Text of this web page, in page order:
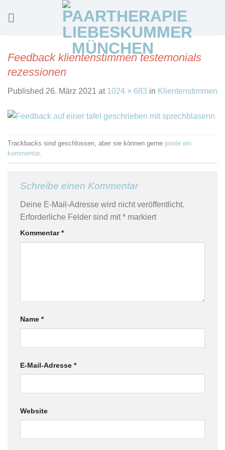
Feedback klientenstimmen testemonials
rezessionen
Published 26. März 2021 at 1024 × 683 in Klientenstimmen
Trackbacks sind geschlossen, aber sie können gerne poste ein
kommentar.
Schreibe einen Kommentar
Deine E-Mail-Adresse wird nicht veröffentlicht.
Erforderliche Felder sind mit* markiert
Kommentar*
Name *
E-Mail-Adresse *
Website